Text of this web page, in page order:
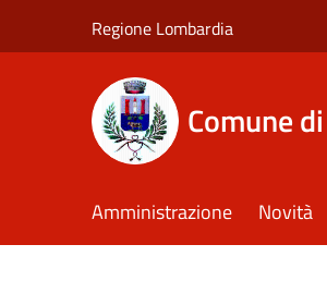
Regione Lombardia
Comune
Amministrazione Novità